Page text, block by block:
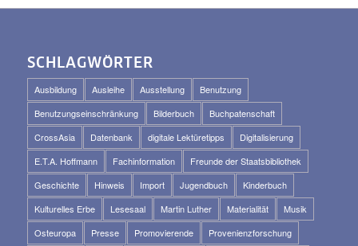
SCHLAGWÖRTER
Ausbildung Ausleihe Ausstellung
Benutzung
Benutzungseinschränkung
Bilderbuch
Buchpatenschaft
CrossAsia
Datenbank digitale Lektüretipps
Digitalisierung
E.T.A. Hoffmann
Fachinformation
Freunde der Staatsbibliothek
Geschichte
Hinweis Import Jugendbuch
Kinderbuch
Kulturelles Erbe
Lesesaal Martin Luther Materialität
Musik
Osteuropa
Presse Promovierende
Provenienzforschung